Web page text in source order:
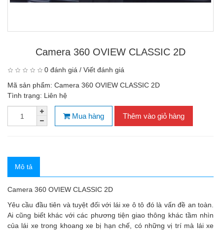
Camera 360 OVIEW CLASSIC 2D
0 đánh giá / Viết đánh giá
Mã sản phẩm: Camera 360 OVIEW CLASSIC 2D
Tình trạng: Liên hệ
Mua hàng Thêm vào giỏ hàng
Mô tả
Camera 360 OVIEW CLASSIC 2D
Yêu cầu đầu tiên và tuyệt đối với lái xe ô tô đó là vấn đề an toàn.
Ai cũng biết khác với các phương tiện giao thông khác tầm nhìn
của lái xe trong khoang xe bị hạn chế, có những vị trí mà lái xe